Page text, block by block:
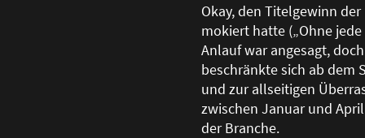
Okay, den Titelgewinn
mokiert hatte („Ohne
Anlauf war angesagt,
beschränkte sich ab dem
und zur allseitigen
zwischen Januar und
der Branche.